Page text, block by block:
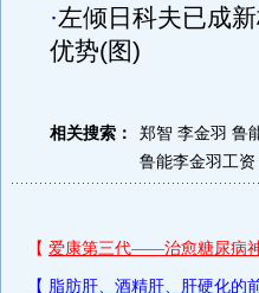
·左倾日科夫已成
优势(图)
相关搜索： 郑智 李金羽 鲁
鲁能李金羽工资